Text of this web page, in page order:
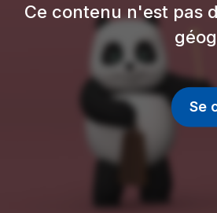
Ce contenu n'est pas
Se